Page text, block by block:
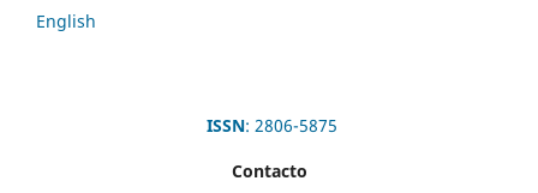
English
ISSN: 2806-5875
Contacto